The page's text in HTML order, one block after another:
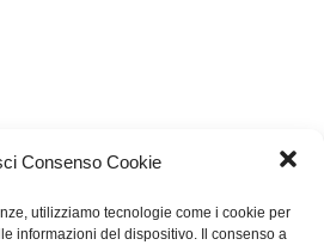
Consenso Cookie
utilizziamo tecnologie come i cookie per
informazioni del dispositivo. Il consenso a